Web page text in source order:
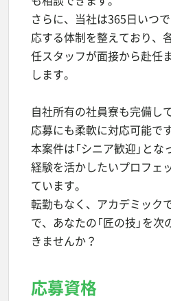
さらに、当社は365日いつ
応する体制を整えており、
任スタッフが面接から赴任
します。
自社所有の社員寮も完備し
応募にも柔軟に対応可能です
本案件は「シニア歓迎」と
経験を活かしたいプロフェ
ています。
転勤もなく、アカデミック
で、あなたの「匠の技」を
きませんか？
応募資格